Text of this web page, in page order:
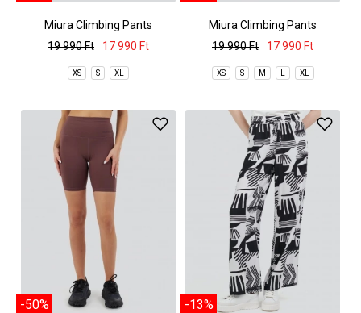
Miura Climbing Pants
19 990 Ft
17 990 Ft
XS S XL
Miura Climbing Pants
19 990 Ft
17 990 Ft
XS S M L XL
-50% -13%